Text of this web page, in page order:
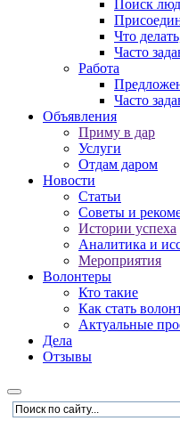
Поиск
Что
Часто
Работа
Часто
Объявления
Приму в дар
Услуги
Отдам даром
Новости
Статьи
Советы и
Истории успеха
Аналитика и
Мероприятия
Волонтеры
Кто такие
Как стать
Актуальные
Дела
Отзывы